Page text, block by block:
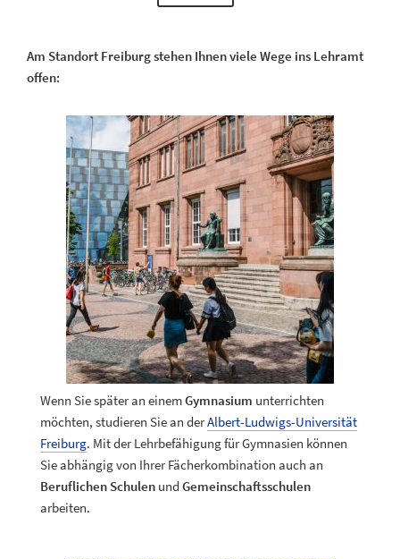
Am Standort Freiburg stehen Ihnen viele Wege ins Lehramt
offen:
Wenn Sie später an einemGymnasium unterrichten
möchten, studieren Sie an derAlbert-Ludwigs-Universität
Freiburg. Mit der Lehrbefähigung für Gymnasien können
Sie abhängig von Ihrer Fächerkombination auch an
Beruflichen Schulen und Gemeinschaftsschulen
arbeiten.